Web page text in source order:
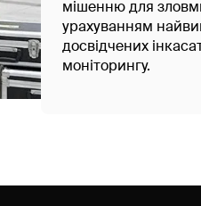
мішенню для
урахуванням
досвідчених
моніторингу.